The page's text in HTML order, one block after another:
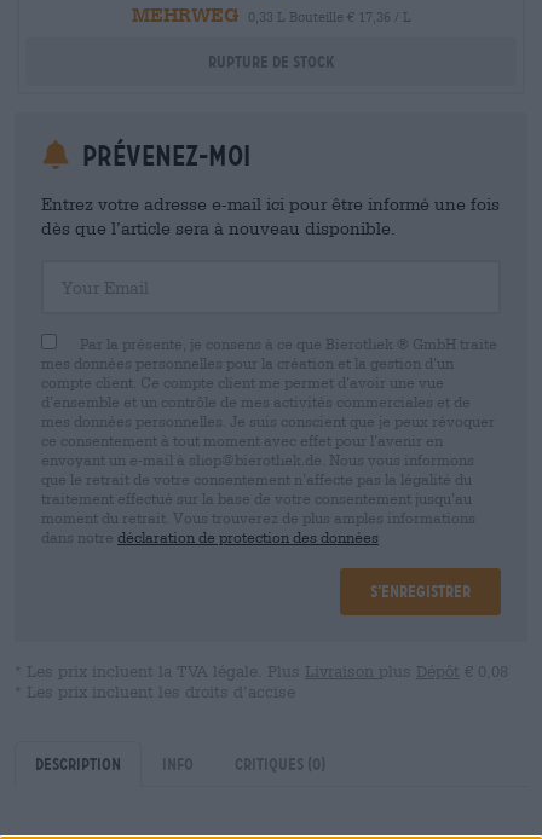
MEHRWEG
0,33 L Bouteille € 17,36 / L
Rupture de stock
Prévenez-moi
Entrez votre adresse e-mail ici pour être informé une fois
dès que l’article sera à nouveau disponible.
Par la présente, je consens à ce que Bierothek ® GmbH traite
mes données personnelles pour la création et la gestion d’un
compte client. Ce compte client me permet d’avoir une vue
d’ensemble et un contrôle de mes activités commerciales et de
mes données personnelles. Je suis conscient que je peux révoquer
ce consentement à tout moment avec effet pour l’avenir en
envoyant un e-mail à shop@bierothek.de. Nous vous informons
que le retrait de votre consentement n’affecte pas la légalité du
traitement effectué sur la base de votre consentement jusqu’au
moment du retrait. Vous trouverez de plus amples informations
dans notre déclaration de protection des données
S’enregistrer
* Les prix incluent la TVA légale. Plus Livraison plus Dépôt € 0,08
* Les prix incluent les droits d’accise
Description Info Critiques (0)